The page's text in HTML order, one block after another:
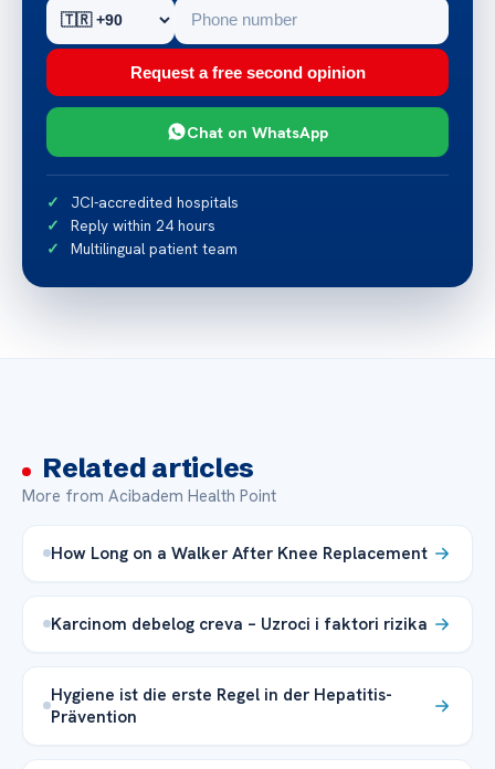
Request a free second opinion
Chat on WhatsApp
JCI-accredited hospitals
Reply within 24 hours
Multilingual patient team
Related articles
More from Acibadem Health Point
How Long on a Walker After Knee Replacement
Karcinom debelog creva – Uzroci i faktori rizika
Hygiene ist die erste Regel in der Hepatitis-
Prävention